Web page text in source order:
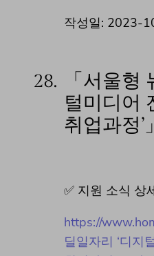
작성일: 2023-
28.
「서울형
털미디어
취업과정
✅ 지원 소식 상
https://
딜일자리 ‘디지